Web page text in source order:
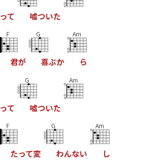
って 嘘ついた
F
君が
G
喜ぶか
Am
ら
って
G
嘘ついた
Am
F
たって変
G
わんない
Am
し